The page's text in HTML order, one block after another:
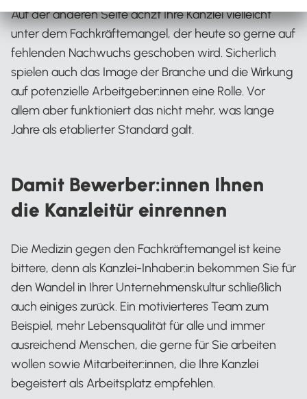
Auf der anderen Seite ächzt Ihre Kanzlei vielleicht
unter dem Fachkräftemangel, der heute so gerne auf
fehlenden Nachwuchs geschoben wird. Sicherlich
spielen auch das Image der Branche und die Wirkung
auf potenzielle Arbeitgeber:innen eine Rolle. Vor
allem aber funktioniert das nicht mehr, was lange
Jahre als etablierter Standard galt.
Damit Bewerber:innen Ihnen
die Kanzleitür einrennen
Die Medizin gegen den Fachkräftemangel ist keine
bittere, denn als Kanzlei-Inhaber:in bekommen Sie für
den Wandel in Ihrer Unternehmenskultur schließlich
auch einiges zurück. Ein motivierteres Team zum
Beispiel, mehr Lebensqualität für alle und immer
ausreichend Menschen, die gerne für Sie arbeiten
wollen sowie Mitarbeiter:innen, die Ihre Kanzlei
begeistert als Arbeitsplatz empfehlen.